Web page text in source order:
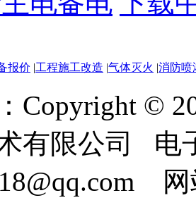
报价 |工程施工改造 |气体灭火 |消防喷
Copyright ©
有限公司 电